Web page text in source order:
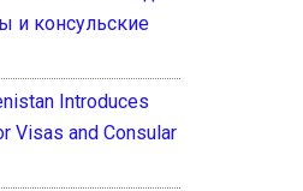
и консульские
Introduces
Visas and Consular